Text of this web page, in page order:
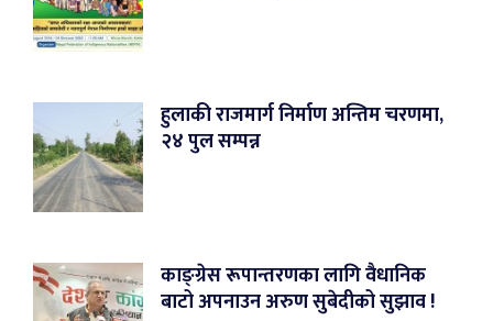
हुलाकी राजमार्ग निर्माण अन्तिम चरणमा,
२४ पुल सम्पन्न
काङ्ग्रेस रूपान्तरणका लागि वैधानिक
बाटो अपनाउन अरुण सुबेदीको सुझाव !